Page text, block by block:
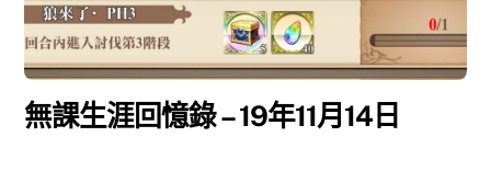
無課生涯回憶錄 – 19年11月14日